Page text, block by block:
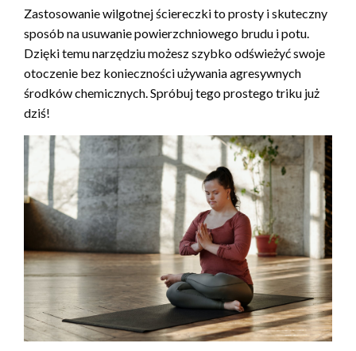
Zastosowanie wilgotnej ściereczki to prosty i skuteczny
sposób na usuwanie powierzchniowego brudu i potu.
Dzięki temu narzędziu możesz szybko odświeżyć swoje
otoczenie bez konieczności używania agresywnych
środków chemicznych. Spróbuj tego prostego triku już
dziś!